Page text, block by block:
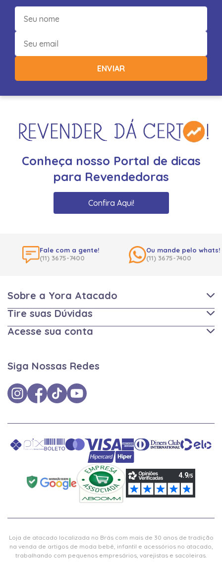
ENVIAR
Conheça nosso Portal de dicas
para Revendedoras
Confira Aqui!
Fale com a gente!
(11) 3675-7400
Ou mande pelo whats!
(11) 3675-7400
Sobre a Yora Atacado
Tire suas Dúvidas
Acesse sua conta
Siga Nossas Redes
Loja de atacado localizada no Brás com mais de 30 anos de tradição
na venda de artigos de moda bebê, infantil e acessórios no atacado,
trabalhando com pequenos empresários, varejistas e sacoleiras.